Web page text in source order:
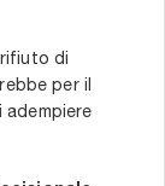
di
per il